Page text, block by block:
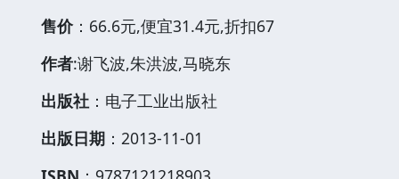
售价：66.6元,便宜31.4元,折扣67
作者:谢飞波,朱洪波,马晓东
出版社 ：电子工业出版社
出版日期 ：2013-11-01